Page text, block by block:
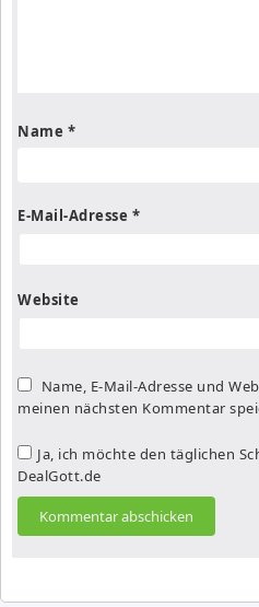
Name *
E-Mail-Adresse *
Website
Name, E-Mail-Adresse und
meinen nächsten Kommentar
Ja, ich möchte den täglichen
DealGott.de